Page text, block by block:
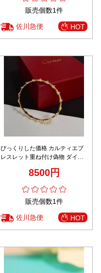
販売個数1件
佐川急便 HOT
びっくりした価格 カルティエブ
レスレット重ね付け偽物 ダイヤ
8500円
販売個数1件
佐川急便 HOT